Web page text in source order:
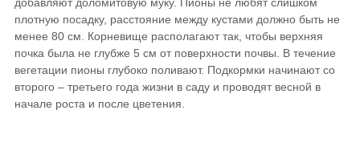
добавляют доломитовую муку. Пионы не любят слишком
плотную посадку, расстояние между кустами должно быть не
менее 80 см. Корневище располагают так, чтобы верхняя
почка была не глубже 5 см от поверхности почвы. В течение
вегетации пионы глубоко поливают. Подкормки начинают со
второго – третьего года жизни в саду и проводят весной в
начале роста и после цветения.